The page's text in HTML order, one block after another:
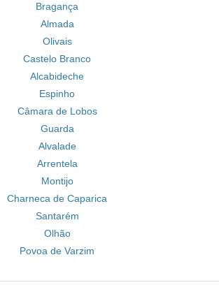
Bragança
Almada
Olivais
Castelo Branco
Alcabideche
Espinho
Câmara de Lobos
Guarda
Alvalade
Arrentela
Montijo
Charneca de Caparica
Santarém
Olhão
Povoa de Varzim